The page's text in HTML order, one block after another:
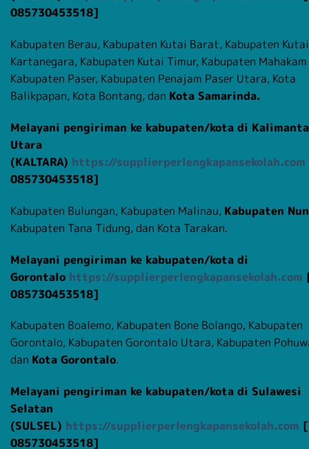
085730453518]
Kabupaten Berau, Kabupaten Kutai Barat, Kabupaten Kutai
Kartanegara, Kabupaten Kutai Timur, Kabupaten
Kabupaten Paser, Kabupaten Penajam Paser Utara, Kota
Balikpapan, Kota Bontang, dan Kota Samarinda.
Melayani pengiriman ke kabupaten/kota di
Utara
(KALTARA) https://supplierperlengkapansekolah.com
085730453518]
Kabupaten Bulungan, Kabupaten Malinau, Kabupaten
Kabupaten Tana Tidung, dan Kota Tarakan.
Melayani pengiriman ke kabupaten/kota di
Gorontalo https://supplierperlengkapansekolah.com
085730453518]
Kabupaten Boalemo, Kabupaten Bone Bolango, Kabupaten
Gorontalo, Kabupaten Gorontalo Utara, Kabupaten
dan Kota Gorontalo.
Melayani pengiriman ke kabupaten/kota di Sulawesi
Selatan
(SULSEL) https://supplierperlengkapansekolah.com
085730453518]